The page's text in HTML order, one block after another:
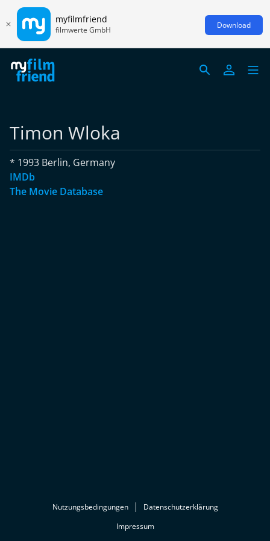
myfilmfriend
filmwerte GmbH Download
Timon Wloka
* 1993 Berlin, Germany
IMDb
The Movie Database
Nutzungsbedingungen
Datenschutzerklärung
Impressum